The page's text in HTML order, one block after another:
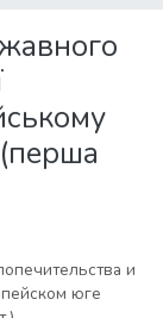
(перша
и
юге